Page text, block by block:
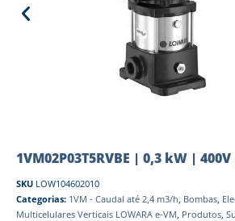
1VM02P03T5RVBE | 0,3 kW |
SKU LOW104602010
Categorias: 1VM - Caudal até 2,4 m3/h, Bombas,
Multicelulares Verticais LOWARA e-VM, Produtos,